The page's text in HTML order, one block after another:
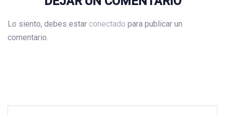
Lo siento, debes estar conectado para publicar un
comentario.